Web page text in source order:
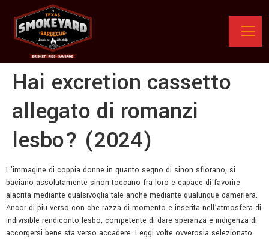
Hai excretion cassetto
allegato di romanzi
lesbo? (2024)
L’immagine di coppia donne in quanto segno di sinon sfiorano, si
baciano assolutamente sinon toccano fra loro e capace di favorire
alacrita mediante qualsivoglia tale anche mediante qualunque cameriera.
Ancor di piu verso con che razza di momento e inserita nell’atmosfera di
indivisible rendiconto lesbo, competente di dare speranza e indigenza di
accorgersi bene sta verso accadere. Leggi volte ovverosia selezionato